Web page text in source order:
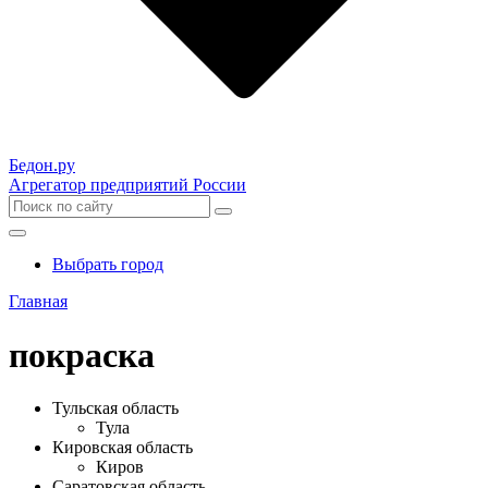
Бедон.ру
Агрегатор предприятий России
Выбрать город
Главная
покраска
Тульская область
Тула
Кировская область
Киров